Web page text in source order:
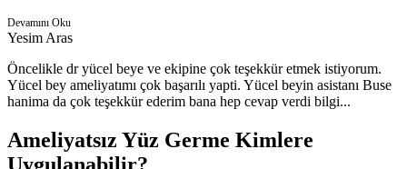
Devamını Oku
Yesim Aras
Öncelikle dr yücel beye ve ekipine çok teşekkür etmek istiyorum.
Yücel bey ameliyatımı çok başarılı yapti. Yücel beyin asistanı Buse
hanima da çok teşekkür ederim bana hep cevap verdi bilgi...
Ameliyatsız Yüz Germe Kimlere